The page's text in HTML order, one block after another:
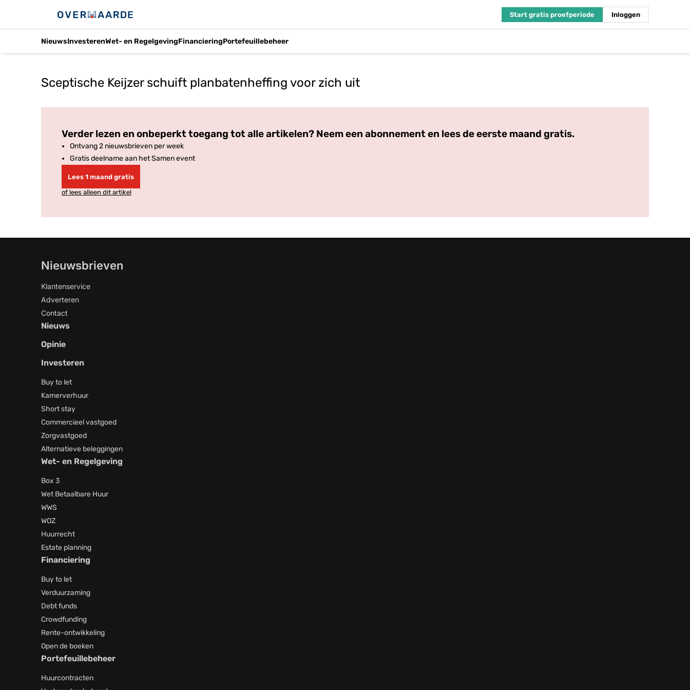
Start gratis proefperiode Inloggen
NieuwsInvesterenWet- en RegelgevingFinancieringPortefeuillebeheer
Sceptische Keijzer schuift planbatenheffing voor zich uit
Verder lezen en onbeperkt toegang tot alle artikelen? Neem een abonnement en lees de eerste maand gratis.
Ontvang 2 nieuwsbrieven per week
Gratis deelname aan het Samen event
Lees 1 maand gratis
of lees alleen dit artikel
Nieuwsbrieven
Klantenservice
Adverteren
Contact
Nieuws
Opinie
Investeren
Buy to let
Kamerverhuur
Short stay
Commercieel vastgoed
Zorgvastgoed
Alternatieve beleggingen
Wet- en Regelgeving
Box 3
Wet Betaalbare Huur
WWS
WOZ
Huurrecht
Estate planning
Financiering
Buy to let
Verduurzaming
Debt funds
Crowdfunding
Rente-ontwikkeling
Open de boeken
Portefeuillebeheer
Huurcontracten